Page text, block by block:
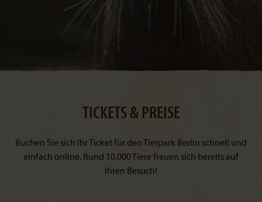
TICKETS & PREISE
Buchen Sie sich Ihr Ticket für den Tierpark Berlin schnell und
einfach online. Rund 10.000 Tiere freuen sich bereits auf
Ihren Besuch!